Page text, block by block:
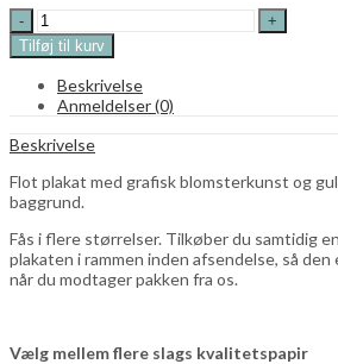
Leafs'
Gold
no
plakat
quantity
Tilføj til kurv
Beskrivelse
Anmeldelser (0)
Beskrivelse
Flot plakat med grafisk blomsterkunst og
baggrund.
Fås i flere størrelser. Tilkøber du samtidig
plakaten i rammen inden afsendelse, så
når du modtager pakken fra os.
Vælg mellem flere slags kvalitetspapir